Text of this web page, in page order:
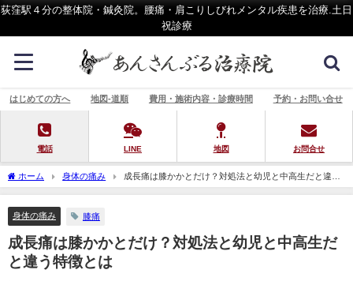
荻窪駅４分の整体院・鍼灸院。腰痛・肩こりしびれメンタル疾患を治療.土日
祝診療
はじめての方へ 地図-道順 費用・施術内容・診療時間 予約・お問い合せ
電話 LINE 地図 お問合せ
ホーム 身体の痛み
成長痛は膝かかとだけ？対処法と幼児と中高生だと違う
特徴とは
身体の痛み 膝痛
成長痛は膝かかとだけ？対処法と幼児と中高生だ
と違う特徴とは